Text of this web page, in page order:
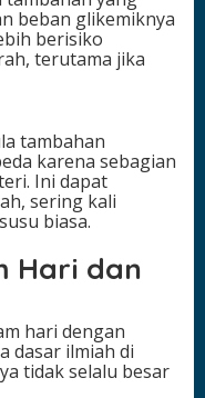
beban glikemiknya
berisiko
terutama jika
tambahan
karena sebagian
Ini dapat
sering kali
biasa.
Hari dan
hari dengan
dasar ilmiah di
tidak selalu besar